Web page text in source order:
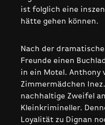
ist folglich eine
hätte gehen können.
Nach der
Freunde einen
in ein Motel. Anthony
Zimmermädchen
nachhaltige Zweifel
Kleinkrimineller.
Loyalität zu Dignan